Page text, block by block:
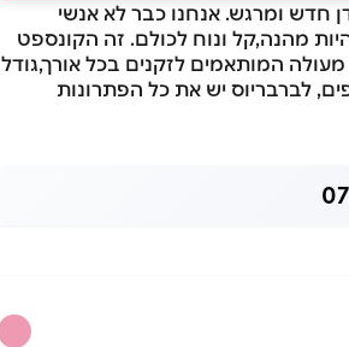
חדש ומרגש. אנחנו כבר לא אנשי
מהנה,קל ונוח לכולם. זה הקונספט
מעולה המותאמים לזקנים בכל אורך,גודל
לברבריוס יש את כל הפתרונות